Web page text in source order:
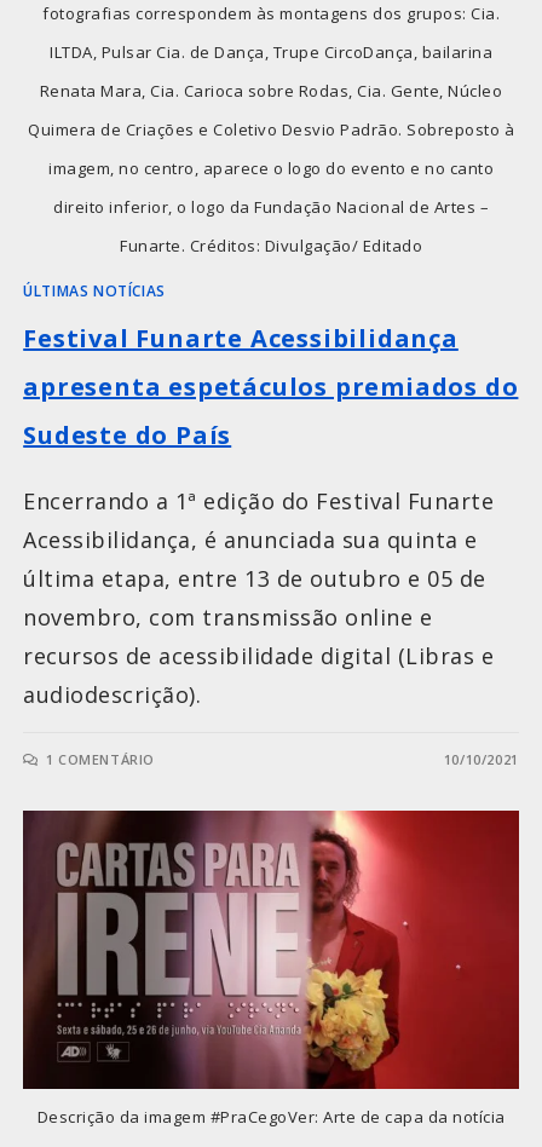
fotografias correspondem às montagens dos grupos: Cia.
ILTDA, Pulsar Cia. de Dança, Trupe CircoDança, bailarina
Renata Mara, Cia. Carioca sobre Rodas, Cia. Gente, Núcleo
Quimera de Criações e Coletivo Desvio Padrão. Sobreposto à
imagem, no centro, aparece o logo do evento e no canto
direito inferior, o logo da Fundação Nacional de Artes –
Funarte. Créditos: Divulgação/ Editado
ÚLTIMAS NOTÍCIAS
Festival Funarte Acessibilidança
apresenta espetáculos premiados do
Sudeste do País
Encerrando a 1ª edição do Festival Funarte
Acessibilidança, é anunciada sua quinta e
última etapa, entre 13 de outubro e 05 de
novembro, com transmissão online e
recursos de acessibilidade digital (Libras e
audiodescrição).
1 COMENTÁRIO 10/10/2021
Descrição da imagem #PraCegoVer: Arte de capa da notícia